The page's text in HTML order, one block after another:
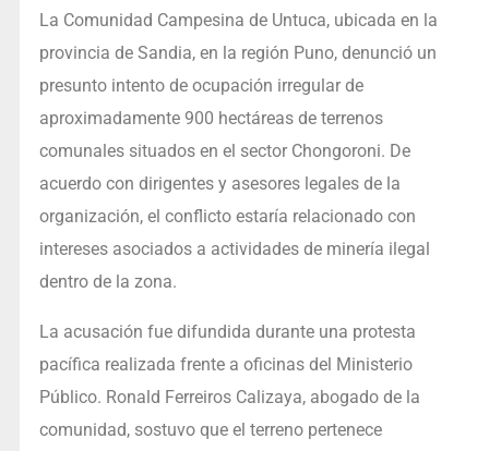
La Comunidad Campesina de Untuca, ubicada en la
provincia de Sandia, en la región Puno, denunció un
presunto intento de ocupación irregular de
aproximadamente 900 hectáreas de terrenos
comunales situados en el sector Chongoroni. De
acuerdo con dirigentes y asesores legales de la
organización, el conflicto estaría relacionado con
intereses asociados a actividades de minería ilegal
dentro de la zona.
La acusación fue difundida durante una protesta
pacífica realizada frente a oficinas del Ministerio
Público. Ronald Ferreiros Calizaya, abogado de la
comunidad, sostuvo que el terreno pertenece